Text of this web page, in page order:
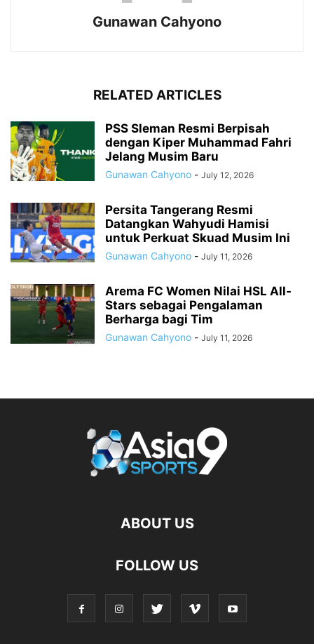
Gunawan Cahyono
RELATED ARTICLES
PSS Sleman Resmi Berpisah
dengan Kiper Muhammad Fahri
Jelang Musim Baru
Gunawan Cahyono - July 12, 2026
Persita Tangerang Resmi
Datangkan Wahyudi Hamisi
untuk Perkuat Skuad Musim Ini
Gunawan Cahyono - July 11, 2026
Arema FC Women Nilai HSL All-
Stars sebagai Pengalaman
Berharga bagi Tim
Gunawan Cahyono - July 11, 2026
ABOUT US
FOLLOW US